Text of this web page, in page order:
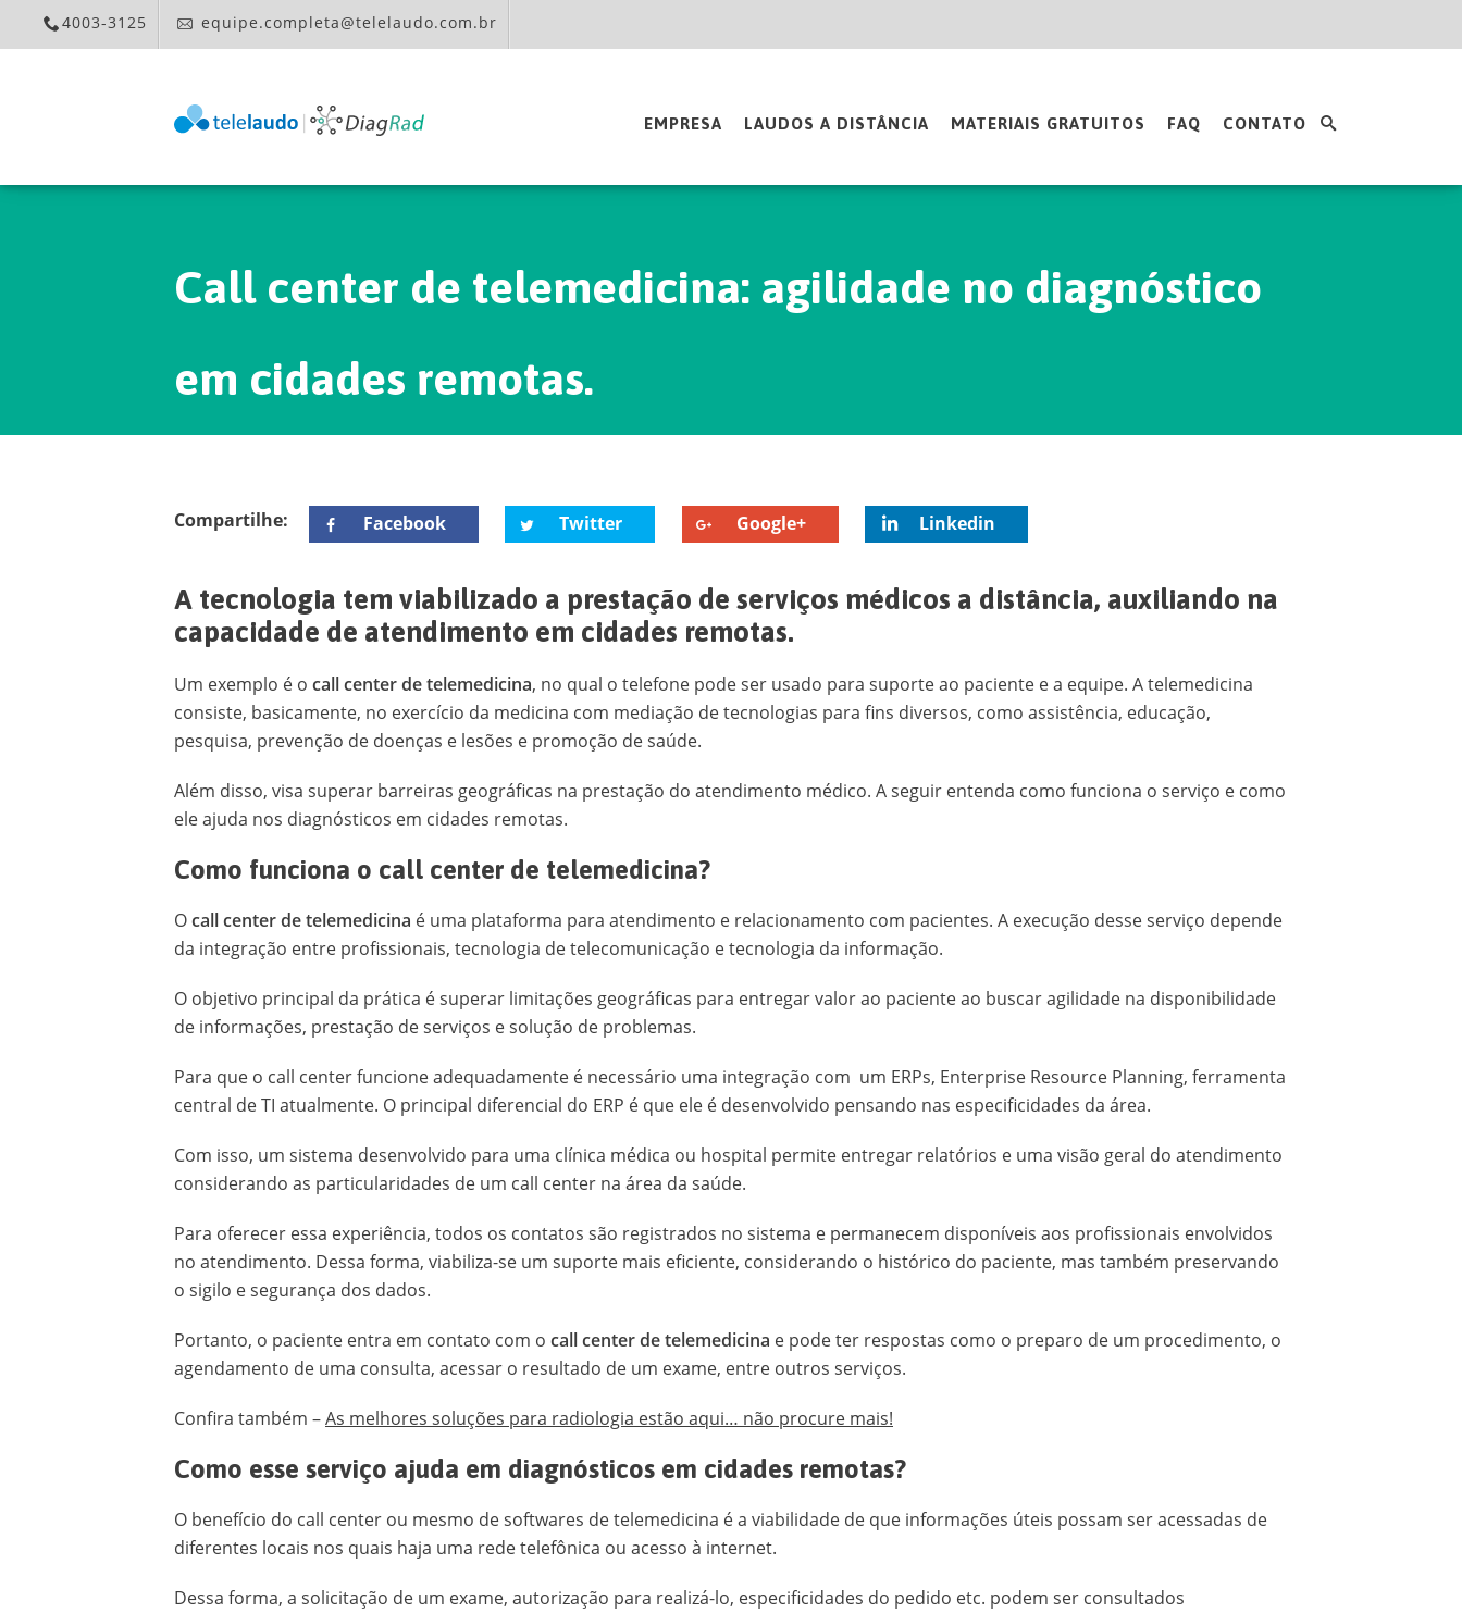
4003-3125 equipe.completa@telelaudo.com.br
EMPRESA LAUDOS A DISTÂNCIA MATERIAIS GRATUITOS FAQ CONTATO
Call center de telemedicina: agilidade no diagnóstico
em cidades remotas.
Compartilhe: Facebook Twitter Google+ Linkedin
A tecnologia tem viabilizado a prestação de serviços médicos a distância, auxiliando na
capacidade de atendimento em cidades remotas.
Um exemplo é o call center de telemedicina, no qual o telefone pode ser usado para suporte ao paciente e a equipe. A telemedicina
consiste, basicamente, no exercício da medicina com mediação de tecnologias para fins diversos, como assistência, educação,
pesquisa, prevenção de doenças e lesões e promoção de saúde.
Além disso, visa superar barreiras geográficas na prestação do atendimento médico. A seguir entenda como funciona o serviço e como
ele ajuda nos diagnósticos em cidades remotas.
Como funciona o call center de telemedicina?
Ocall center de telemedicina é uma plataforma para atendimento e relacionamento com pacientes. A execução desse serviço depende
da integração entre profissionais, tecnologia de telecomunicação e tecnologia da informação.
O objetivo principal da prática é superar limitações geográficas para entregar valor ao paciente ao buscar agilidade na disponibilidade
de informações, prestação de serviços e solução de problemas.
Para que o call center funcione adequadamente é necessário uma integração com um ERPs, Enterprise Resource Planning, ferramenta
central de TI atualmente. O principal diferencial do ERP é que ele é desenvolvido pensando nas especificidades da área.
Com isso, um sistema desenvolvido para uma clínica médica ou hospital permite entregar relatórios e uma visão geral do atendimento
considerando as particularidades de um call center na área da saúde.
Para oferecer essa experiência, todos os contatos são registrados no sistema e permanecem disponíveis aos profissionais envolvidos
no atendimento. Dessa forma, viabiliza-se um suporte mais eficiente, considerando o histórico do paciente, mas também preservando
o sigilo e segurança dos dados.
Portanto, o paciente entra em contato com o call center de telemedicina e pode ter respostas como o preparo de um procedimento, o
agendamento de uma consulta, acessar o resultado de um exame, entre outros serviços.
Confira também –As melhores soluções para radiologia estão aqui… não procure mais!
Como esse serviço ajuda em diagnósticos em cidades remotas?
O benefício do call center ou mesmo de softwares de telemedicina é a viabilidade de que informações úteis possam ser acessadas de
diferentes locais nos quais haja uma rede telefônica ou acesso à internet.
Dessa forma, a solicitação de um exame, autorização para realizá-lo, especificidades do pedido etc. podem ser consultados